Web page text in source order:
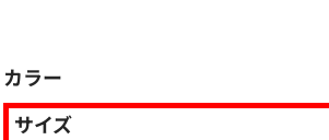
カラー
サイズ